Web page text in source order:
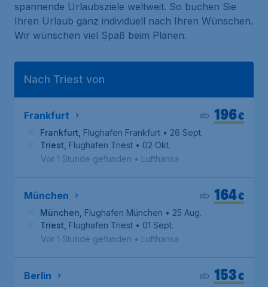
spannende Urlaubsziele weltweit. So buchen Sie
Ihren Urlaub ganz individuell nach Ihren Wünschen.
Wir wünschen viel Spaß beim Planen.
Nach Triest von
Frankfurt €
196
ab
Frankfurt Flughafen Frankfurt • 26 Sept.
Triest Flughafen Triest • 02 Okt.
Vor 1 Stunde gefunden • Lufthansa
München €
164
ab
München Flughafen München • 25 Aug.
Triest Flughafen Triest • 01 Sept.
Vor 1 Stunde gefunden • Lufthansa
Berlin €
153
ab